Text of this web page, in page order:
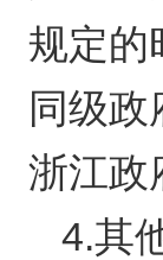
规定的
同级
浙江政
4.其